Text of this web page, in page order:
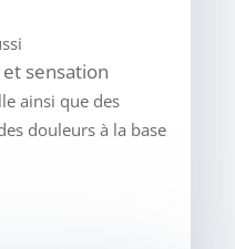
sensation
ainsi que des
douleurs à la base